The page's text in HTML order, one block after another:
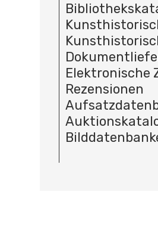
Elektronische
Rezensionen